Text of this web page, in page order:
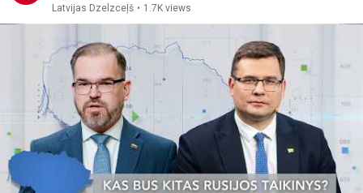
Latvijas Dzelzceļš • 1.7K views